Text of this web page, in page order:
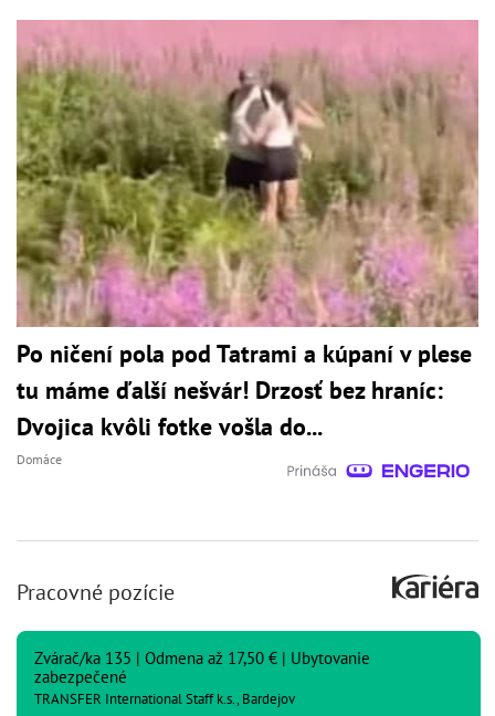
Po ničení pola pod Tatrami a kúpaní v plese
tu máme ďalší nešvár! Drzosť bez hraníc:
Dvojica kvôli fotke vošla do...
Domáce
Pracovné pozície
Zvárač/ka 135 | Odmena až 17,50 € | Ubytovanie
zabezpečené
TRANSFER International Staff k.s., Bardejov